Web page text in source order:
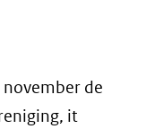
november de
it